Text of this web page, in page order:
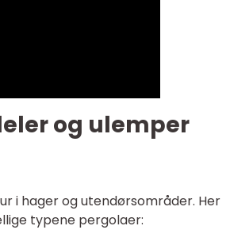
og ulemper
i hager og utendørsområder. Her
typene pergolaer: